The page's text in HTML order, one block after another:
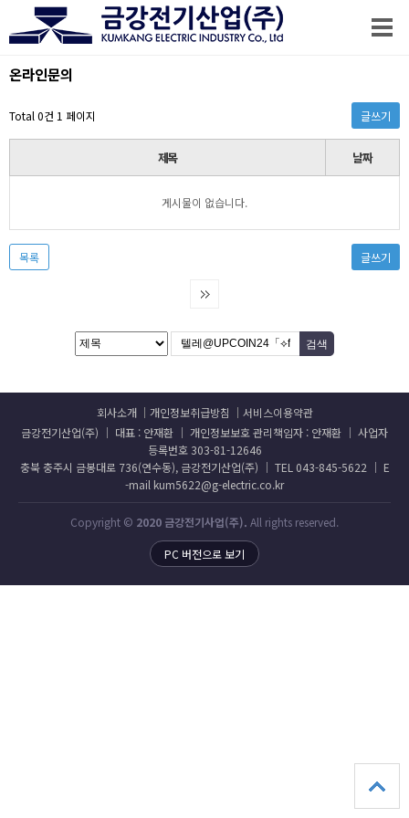
온라인문의
Total 0건 1 페이지 글쓰기
제목 날짜
게시물이 없습니다.
목록 글쓰기
회사소개 개인정보취급방침
서비스이용약관
금강전기산업(주) │ 대표 : 안재환 │ 개인정보보호 관리책임자 : 안재환 │ 사업자
등록번호 303-81-12646
충북 충주시 금봉대로 736(연수동), 금강전기산업(주) │ TEL 043-845-5622 │ E
-mail kum5622@g-electric.co.kr
Copyright © 2020 금강전기사업(주). All rights reserved.
PC 버전으로 보기